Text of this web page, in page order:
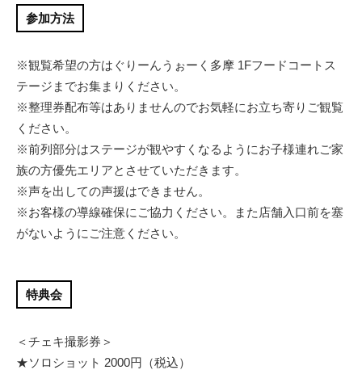
参加方法
※観覧希望の方はぐりーんうぉーく多摩 1Fフードコートス
テージまでお集まりください。
※整理券配布等はありませんのでお気軽にお立ち寄りご観覧
ください。
※前列部分はステージが観やすくなるようにお子様連れご家
族の方優先エリアとさせていただきます。
※声を出しての声援はできません。
※お客様の導線確保にご協力ください。また店舗入口前を塞
がないようにご注意ください。
特典会
＜チェキ撮影券＞
★ソロショット 2000円（税込）